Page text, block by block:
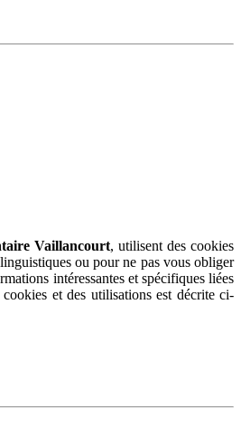
Vaillancourt, utilisent des cookies
ou pour ne pas vous obliger
intéressantes et spécifiques liées
et des utilisations est décrite ci-